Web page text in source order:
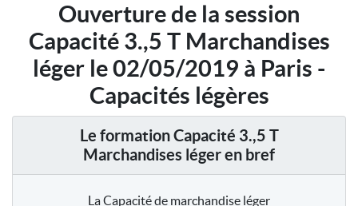
Ouverture de la session
Capacité 3.,5 T Marchandises
léger le 02/05/2019 à Paris -
Capacités légères
Le formation Capacité 3.,5 T
Marchandises léger en bref
La Capacité de marchandise léger